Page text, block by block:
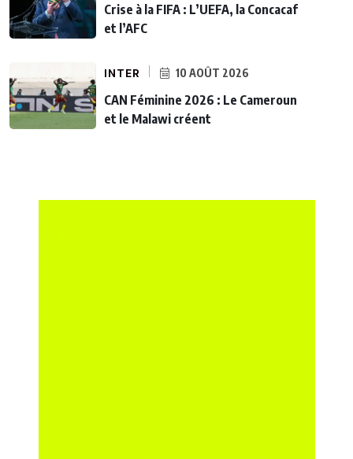
Crise à la FIFA : L’UEFA, la Concacaf
et l’AFC
INTER 10 AOÛT 2026
CAN Féminine 2026 : Le Cameroun
et le Malawi créent